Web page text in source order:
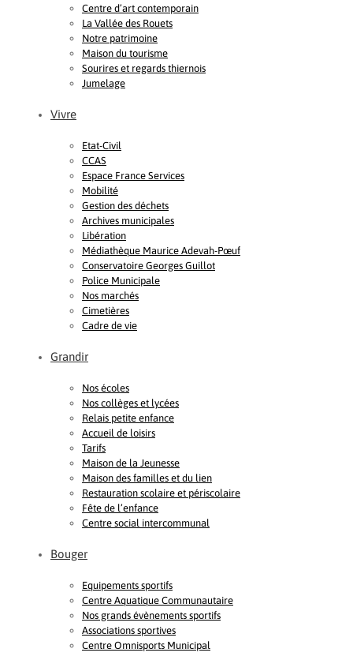
Centre d’art contemporain
La Vallée des Rouets
Notre patrimoine
Maison du tourisme
Sourires et regards thiernois
Jumelage
Vivre
Etat-Civil
CCAS
Espace France Services
Mobilité
Gestion des déchets
Archives municipales
Libération
Médiathèque Maurice Adevah-Pœuf
Conservatoire Georges Guillot
Police Municipale
Nos marchés
Cimetières
Cadre de vie
Grandir
Nos écoles
Nos collèges et lycées
Relais petite enfance
Accueil de loisirs
Tarifs
Maison de la Jeunesse
Maison des familles et du lien
Restauration scolaire et périscolaire
Fête de l’enfance
Centre social intercommunal
Bouger
Equipements sportifs
Centre Aquatique Communautaire
Nos grands évènements sportifs
Associations sportives
Centre Omnisports Municipal